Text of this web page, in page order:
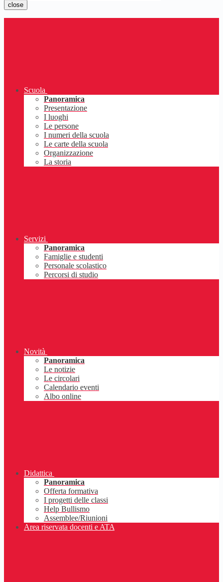
close
Scuola
Panoramica
Presentazione
I luoghi
Le persone
I numeri della scuola
Le carte della scuola
Organizzazione
La storia
Servizi
Panoramica
Famiglie e studenti
Personale scolastico
Percorsi di studio
Novità
Panoramica
Le notizie
Le circolari
Calendario eventi
Albo online
Didattica
Panoramica
Offerta formativa
I progetti delle classi
Help Bullismo
Assemblee/Riunioni
Area riservata docenti e ATA